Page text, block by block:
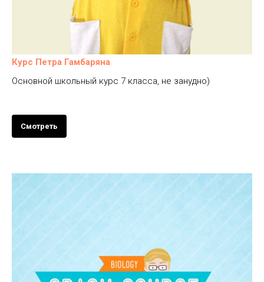
Курс Петра Гамбаряна
Основной школьный курс 7 класса, не занудно)
Смотреть